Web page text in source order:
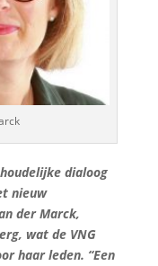
dialoog
nieuw
der Marck,
wat de VNG
haar leden. “Een